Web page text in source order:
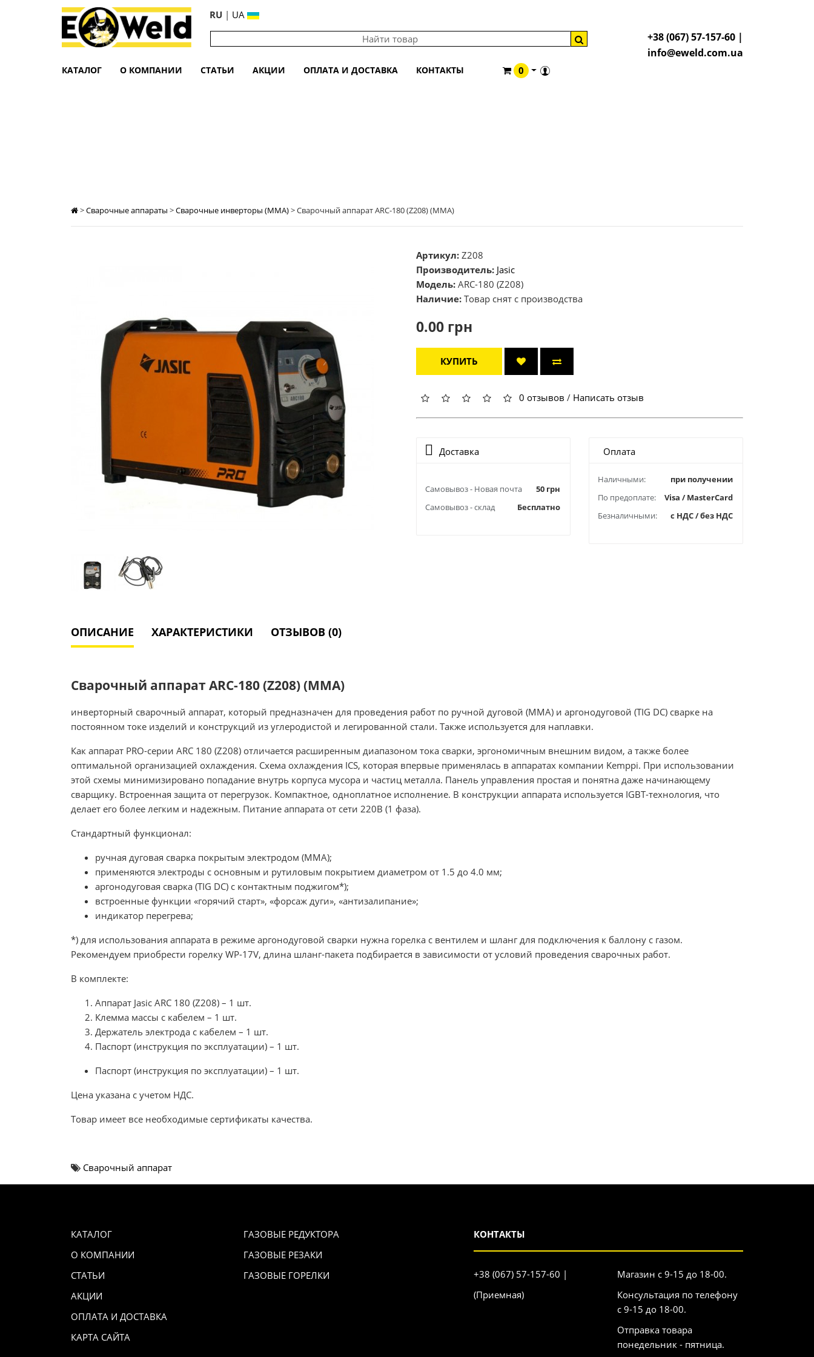
RU | UA
КАТАЛОГ О КОМПАНИИ СТАТЬИ АКЦИИ ОПЛАТА И ДОСТАВКА КОНТАКТЫ 0
+38 (067) 57-157-60 |
info@eweld.com.ua
>Сварочные аппараты >Сварочные инверторы (MMA)>Сварочный аппарат ARC-180 (Z208) (MMA)
Артикул: Z208
Производитель: Jasic
Модель: ARC-180 (Z208)
Наличие: Товар снят с производства
0.00 грн
КУПИТЬ
0 отзывов / Написать отзыв
Доставка
Самовывоз - Новая почта
50 грн
Самовывоз - склад
Бесплатно
Оплата
Наличными:
при получении
По предоплате:
Visa / MasterCard
Безналичными:
с НДС / без НДС
ОПИСАНИЕ ХАРАКТЕРИСТИКИ ОТЗЫВОВ (0)
Сварочный аппарат ARC-180 (Z208) (MMA)
инверторный сварочный аппарат, который предназначен для проведения работ по ручной дуговой (MMA) и аргонодуговой (TIG DC) сварке на
постоянном токе изделий и конструкций из углеродистой и легированной стали. Также используется для наплавки.
Как аппарат PRO-серии ARC 180 (Z208) отличается расширенным диапазоном тока сварки, эргономичным внешним видом, а также более
оптимальной организацией охлаждения. Схема охлаждения ICS, которая впервые применялась в аппаратах компании Kemppi. При использовании
этой схемы минимизировано попадание внутрь корпуса мусора и частиц металла. Панель управления простая и понятна даже начинающему
сварщику. Встроенная защита от перегрузок. Компактное, одноплатное исполнение. В конструкции аппарата используется IGBT-технология, что
делает его более легким и надежным. Питание аппарата от сети 220В (1 фаза).
Стандартный функционал:
ручная дуговая сварка покрытым электродом (MMA);
применяются электроды с основным и рутиловым покрытием диаметром от 1.5 до 4.0 мм;
аргонодуговая сварка (TIG DC) с контактным поджигом*);
встроенные функции «горячий старт», «форсаж дуги», «антизалипание»;
индикатор перегрева;
*) для использования аппарата в режиме аргонодуговой сварки нужна горелка с вентилем и шланг для подключения к баллону с газом.
Рекомендуем приобрести горелку WP-17V, длина шланг-пакета подбирается в зависимости от условий проведения сварочных работ.
В комплекте:
Аппарат Jasic ARC 180 (Z208) – 1 шт.
Клемма массы с кабелем – 1 шт.
Держатель электрода с кабелем – 1 шт.
Паспорт (инструкция по эксплуатации) – 1 шт.
Паспорт (инструкция по эксплуатации) – 1 шт.
Цена указана с учетом НДС.
Товар имеет все необходимые сертификаты качества.
Сварочный аппарат
КАТАЛОГ
О КОМПАНИИ
СТАТЬИ
АКЦИИ
ОПЛАТА И ДОСТАВКА
КАРТА САЙТА
ГАЗОВЫЕ РЕДУКТОРА
ГАЗОВЫЕ РЕЗАКИ
ГАЗОВЫЕ ГОРЕЛКИ
КОНТАКТЫ
+38 (067) 57-157-60 |
(Приемная)
Магазин с 9-15 до 18-00.
Консультация по телефону
с 9-15 до 18-00.
Отправка товара
понедельник - пятница.